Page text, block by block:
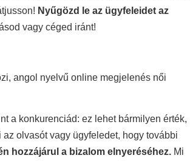
Nyűgözd le az ügyfeleidet az
vagy céged iránt!
a konkurenciád: ez lehet bármilyen érték,
olvasót vagy ügyfeledet, hogy további
hozzájárul a bizalom elnyeréséhez. Mi